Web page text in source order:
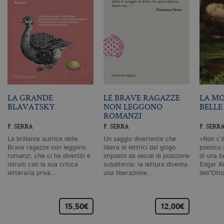
LA GRANDE
BLAVATSKY
F. SERRA
La brillante autrice delle
Brave ragazze non leggono
romanzi, che ci ha divertiti e
istruiti con la sua critica
letteraria priva…
15,50€
LE BRAVE RAGAZZE
NON LEGGONO
ROMANZI
F. SERRA
Un saggio divertente che
libera le lettrici dal giogo
imposto da secoli di posizione
subalterna: la lettura diventa
una liberazione…
12,00€
LA
BELLE
F.
«Non
poetico
di una
Edgar
I cookie tecnici sono strettamente
del sito Web principale come l'accesso
sito Web non può essere utilizzato
correttamente senza i cookie
strettamente necessari. Col rispetto
delle condizioni previste dal Garante, i
cookie analitici sono equiparati ai
tecnici e dunque non necessitano del
consenso.
Dominio Scadenza
CookieScriptConsent
.bollatiboringhieri.it